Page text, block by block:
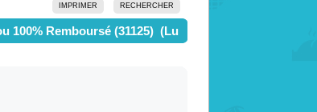
IMPRIMER RECHERCHER
100% Remboursé (31125) (Lu